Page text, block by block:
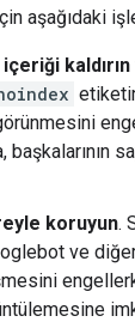
aşağıdaki
başkalarının
koruyun.
ve